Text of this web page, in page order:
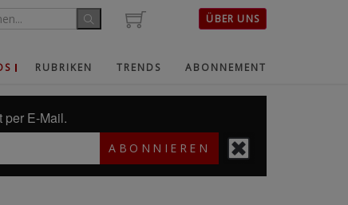
ÜBER UNS
RUBRIKEN TRENDS ABONNEMENT
per E-Mail.
ABONNIEREN